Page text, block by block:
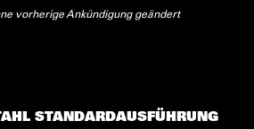
vorherige Ankündigung geändert
STANDARDAUSFÜHRUNG